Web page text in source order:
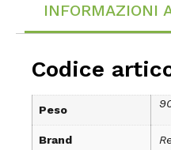
INFORMAZIONI
Codice
Peso
Brand